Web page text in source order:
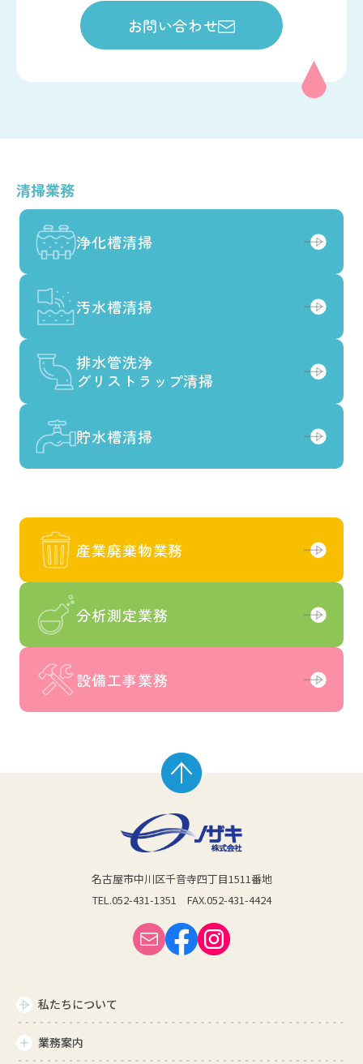
お問い合わせ
清掃業務
浄化槽清掃
浄化槽清掃
汚水槽清掃
汚水槽清掃
排水管洗浄
グリストラップ清掃
排水管洗浄
グリストラップ清掃
貯水槽清掃
貯水槽清掃
産業廃棄物業務
産業廃棄物業務
分析測定業務
分析測定業務
設備工事業務
設備工事業務
名古屋市中川区千音寺四丁目1511番地
TEL.052-431-1351 FAX.052-431-4424
私たちについて
業務案内